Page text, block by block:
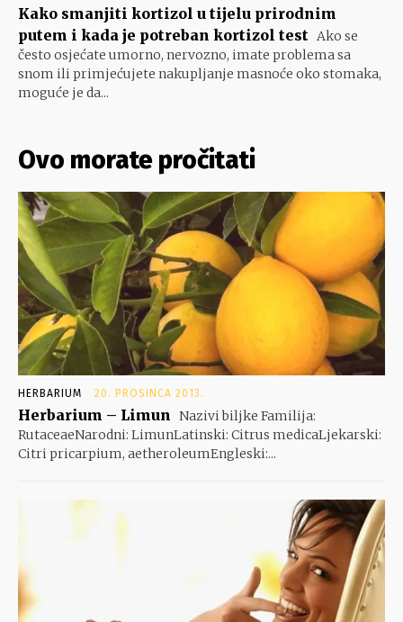
Kako smanjiti kortizol u tijelu prirodnim
putem i kada je potreban kortizol test Ako se
često osjećate umorno, nervozno, imate problema sa
snom ili primjećujete nakupljanje masnoće oko stomaka,
moguće je da...
Ovo morate pročitati
HERBARIUM 20. PROSINCA 2013.
Herbarium – Limun Nazivi biljke Familija:
RutaceaeNarodni: LimunLatinski: Citrus medicaLjekarski:
Citri pricarpium, aetheroleumEngleski:...